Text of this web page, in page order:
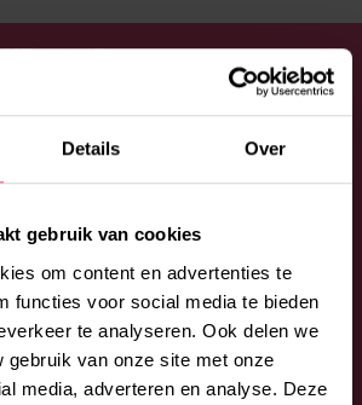
Details Over
gebruik van cookies
om content en advertenties te
functies voor social media te bieden
te analyseren. Ook delen we
gebruik van onze site met onze
media, adverteren en analyse. Deze
contact op met ORO. Bel:0492 -
formulier in. We
bij jouw vragen en wensen.